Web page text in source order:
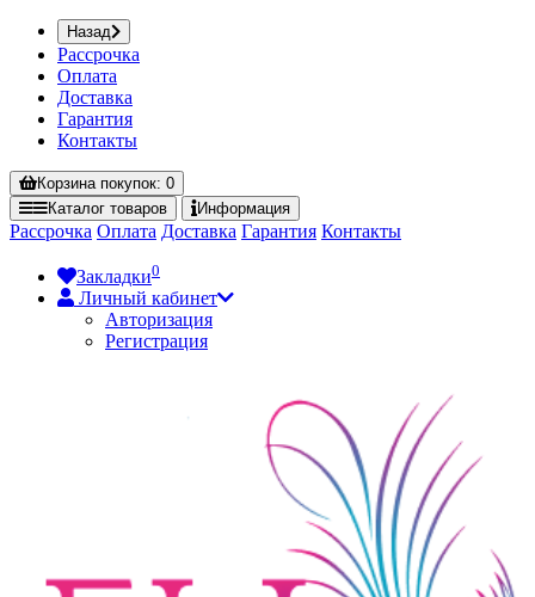
Назад
Рассрочка
Оплата
Доставка
Гарантия
Контакты
Корзинапокупок: 0
Каталог товаров Информация
Рассрочка Оплата Доставка Гарантия Контакты
Закладки0
Личный кабинет
Авторизация
Регистрация